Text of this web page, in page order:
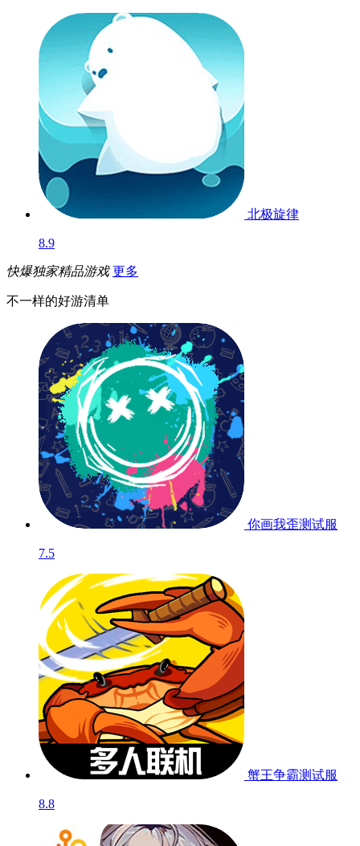
北极旋律
8.9
快爆独家精品游戏 更多
不一样的好游清单
你画我歪测试服
7.5
蟹王争霸测试服
8.8